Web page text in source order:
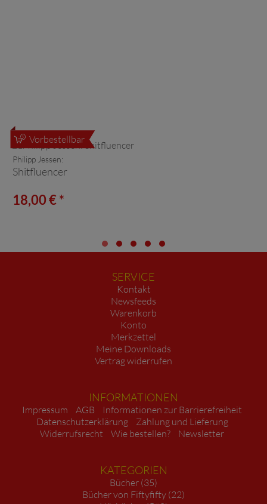
Vorbestellbar
Philipp Jessen:
Shitfluencer
18,00 € *
SERVICE
Kontakt
Newsfeeds
Warenkorb
Konto
Merkzettel
Meine Downloads
Vertrag widerrufen
INFORMATIONEN
Impressum AGB
Informationen zur Barrierefreiheit
Datenschutzerklärung
Zahlung und Lieferung
Widerrufsrecht
Wie bestellen? Newsletter
KATEGORIEN
Bücher (35)
Bücher von Fiftyfifty (22)